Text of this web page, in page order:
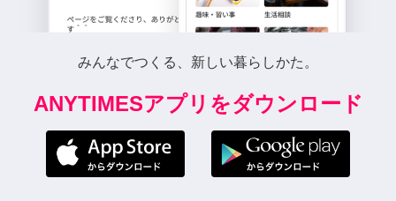
みんなでつくる、新しい暮らしかた。
ANYTIMESアプリをダウンロード